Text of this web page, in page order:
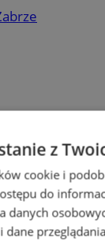
z
cookie i
do
danych